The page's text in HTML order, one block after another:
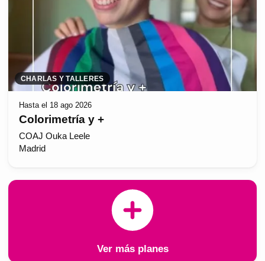
CHARLAS Y TALLERES
Hasta el 18 ago 2026
Colorimetría y +
COAJ Ouka Leele
Madrid
Ver más planes